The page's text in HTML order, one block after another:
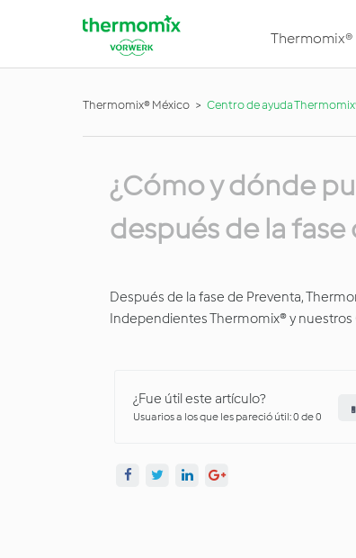
Thermomix®
Thermomix® México Centro de ayuda
¿Cómo y dónde
después de la fase
Después de la fase de Preventa,
Independientes Thermomix® y nuestros
¿Fue útil este artículo?
Usuarios a los que les pareció útil: 0 de 0